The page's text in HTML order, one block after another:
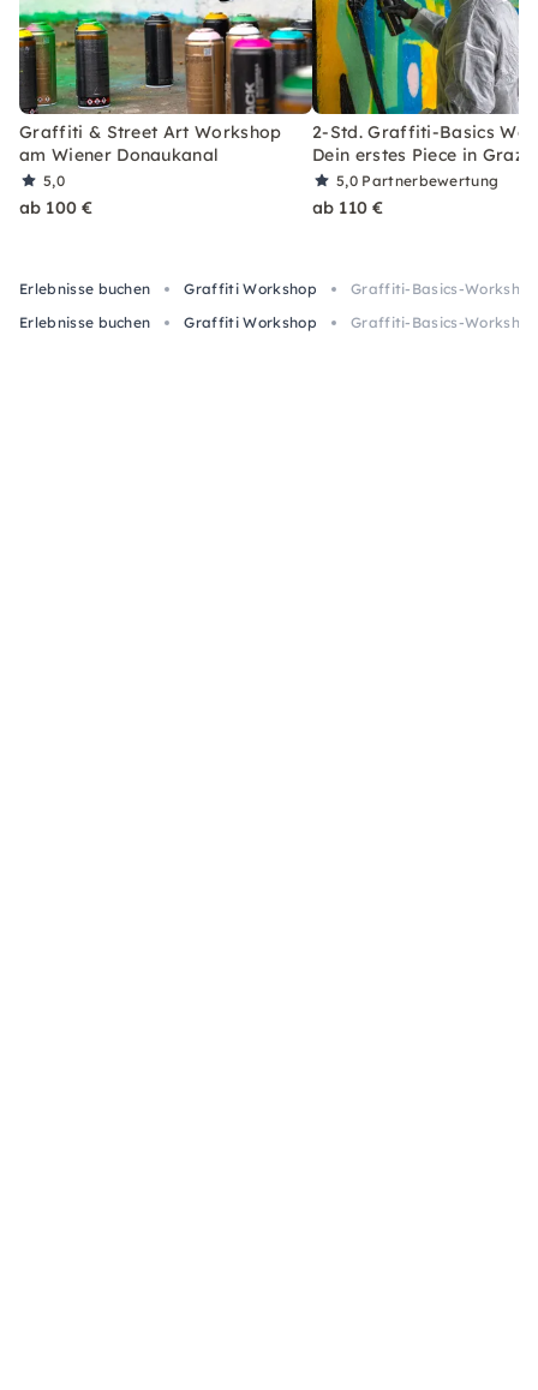
Graffiti & Street Art Workshop
am Wiener Donaukanal
5,0
ab 100 €
2-Std. Graffiti-Basics
Dein erstes Piece in Graz
5,0 Partnerbewertung
ab 110 €
Erlebnisse buchen Graffiti Workshop
Graffiti-Basics-
Erlebnisse buchen
Graffiti Workshop Graffiti-Basics-